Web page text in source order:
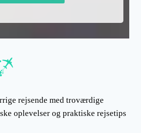
rejsende med troværdige
oplevelser og praktiske rejsetips